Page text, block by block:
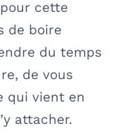
cette
de boire
du temps
de vous
qui vient en
attacher.